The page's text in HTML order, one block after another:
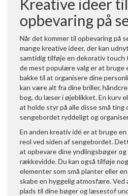
Kreative ideer til
opbevaring på
Når det kommer til opbevaring på
mange kreative ideer, der kan
samtidig tilføje en dekorativ
de mest populære valg er at bruge
bakke til at organisere dine
kan være alt fra dine briller,
bog, du læser i øjeblikket. En kurv
at holde styr på alle disse små ting
sengebordet ryddeligt og
En anden kreativ idé er at bruge
reol ved siden af sengebordet.
at opbevare dine yndlingsbøger
rækkevidde. Du kan også tilføje
elementer som små planter eller
skabe en hyggelig atmosfære. Ved
plads til dine bøger og læsestof